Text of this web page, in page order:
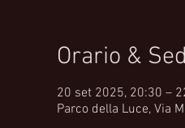
Orario &
20 set 2025, 20:30 –
Parco della Luce, Via